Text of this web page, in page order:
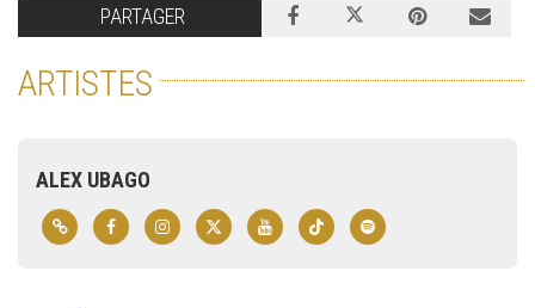
PARTAGER
ARTISTES
ALEX UBAGO